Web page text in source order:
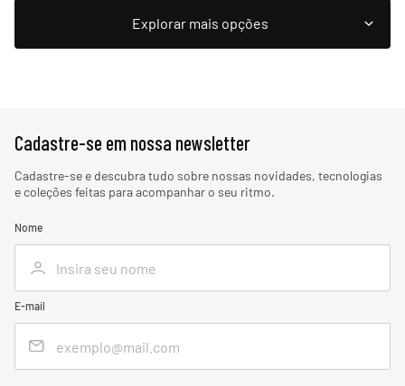
Cadastre-se em nossa newsletter
Cadastre-se e descubra tudo sobre nossas novidades, tecnologias
e coleções feitas para acompanhar o seu ritmo.
Nome
E-mail